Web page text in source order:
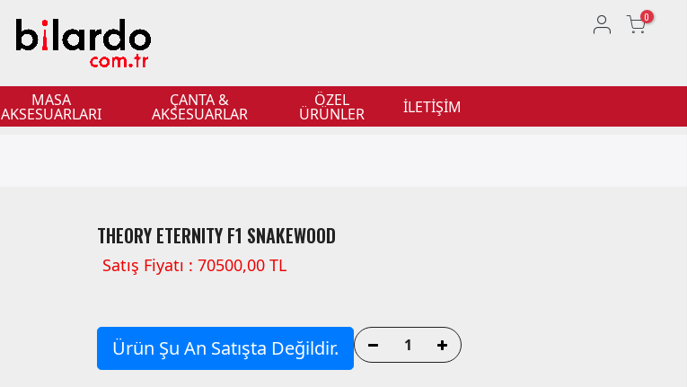
0
MASA
AKSESUARLARI
ÇANTA &
AKSESUARLAR
ÖZEL
ÜRÜNLER İLETİŞİM
THEORY ETERNITY F1 SNAKEWOOD
Satış Fiyatı : 70500,00 TL
Ürün Şu An Satışta Değildir.